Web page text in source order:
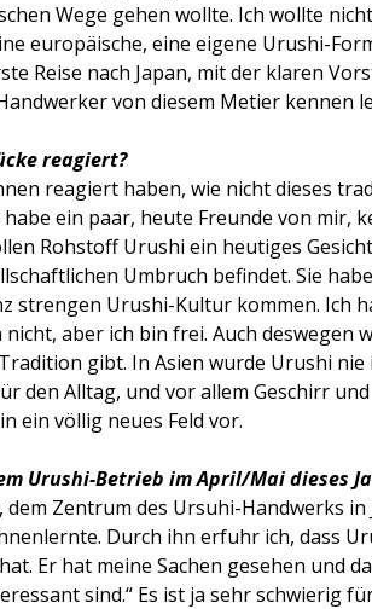
Wege gehen wollte. Ich wollte
europäische, eine eigene Urushi-
Reise nach Japan, mit der klaren
von diesem Metier kennen
reagiert?
reagiert haben, wie nicht dieses
habe ein paar, heute Freunde von mir,
Rohstoff Urushi ein heutiges
Umbruch befindet. Sie
strengen Urushi-Kultur kommen. Ich
aber ich bin frei. Auch deswegen
gibt. In Asien wurde Urushi nie
den Alltag, und vor allem Geschirr und
ein völlig neues Feld vor.
Urushi-Betrieb im April/Mai dieses
Zentrum des Ursuhi-Handwerks
Durch ihn erfuhr ich, dass
Er hat meine Sachen gesehen und
sind.“ Es ist ja sehr schwierig